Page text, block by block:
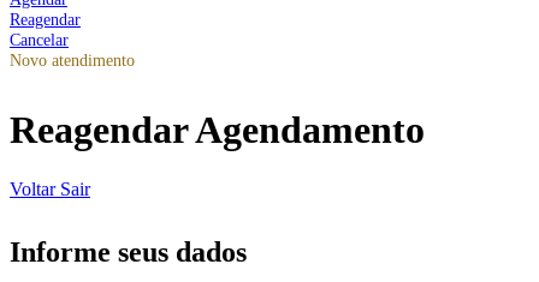
Reagendar
Cancelar
Novo atendimento
Reagendar Agendamento
Voltar Sair
Informe seus dados